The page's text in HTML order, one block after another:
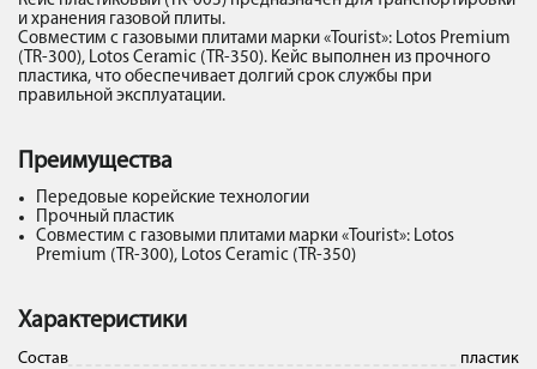
и хранения газовой плиты.
Совместим с газовыми плитами марки «Tourist»: Lotos Premium
(TR-300), Lotos Ceramic (TR-350). Кейс выполнен из прочного
пластика, что обеспечивает долгий срок службы при
правильной эксплуатации.
Преимущества
Передовые корейские технологии
Прочный пластик
Совместим с газовыми плитами марки «Tourist»: Lotos
Premium (TR-300), Lotos Ceramic (TR-350)
Характеристики
Состав
пластик